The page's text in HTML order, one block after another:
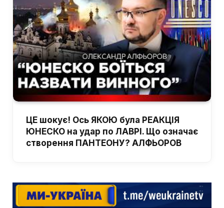
ЦЕ шокує! Ось ЯКОЮ була РЕАКЦІЯ
ЮНЕСКО на удар по ЛАВРІ. Що означає
створення ПАНТЕОНУ? АЛФЬОРОВ